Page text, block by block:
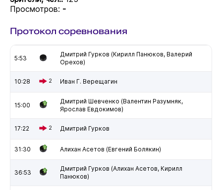
Просмотров: -
Протокол соревнования
5:53
Дмитрий Гурков (Кирилл Панюков, Валерий
Орехов)
10:28 2 Иван Г. Верещагин
15:00
Дмитрий Шевченко (Валентин Разумняк,
Ярослав Евдокимов)
17:22 2 Дмитрий Гурков
31:30 Алихан Асетов (Евгений Болякин)
36:53
Дмитрий Гурков (Алихан Асетов, Кирилл
Панюков)